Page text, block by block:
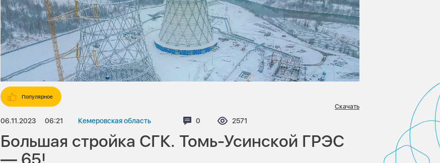
Популярное
06.11.2023 06:21 Кемеровская область Комментариев:
0 Просмотров:
2571
Скачать
Большая стройка СГК. Томь-Усинской ГРЭС
— 65!